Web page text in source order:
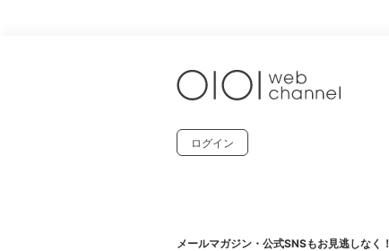
ログイン
メールマガジン・公式SNSもお見逃しなく！